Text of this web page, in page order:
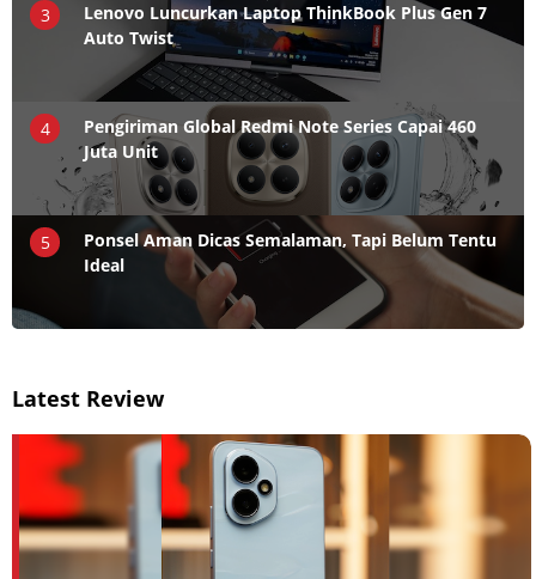
3
Lenovo Luncurkan Laptop ThinkBook Plus Gen 7
Auto Twist
4
Pengiriman Global Redmi Note Series Capai 460
Juta Unit
5
Ponsel Aman Dicas Semalaman, Tapi Belum Tentu
Ideal
Latest Review